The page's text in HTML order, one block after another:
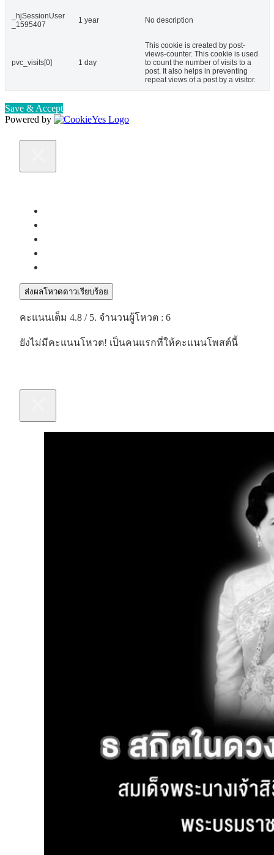
_hjSessionUser
_1595407
1 year No description
pvc_visits[0] 1 day
This cookie is created by post-
views-counter. This cookie is used
to count the number of visits to a
post. It also helps in preventing
repeat views of a post by a visitor.
Save & Accept
Powered by
ส่งผลโหวดดาวเรียบร้อย
คะแนนเต็ม 4.8 / 5. จำนวนผู้โหวต : 6
ยังไม่มีคะแนนโหวต! เป็นคนแรกที่ให้คะแนนโพสต์นี้